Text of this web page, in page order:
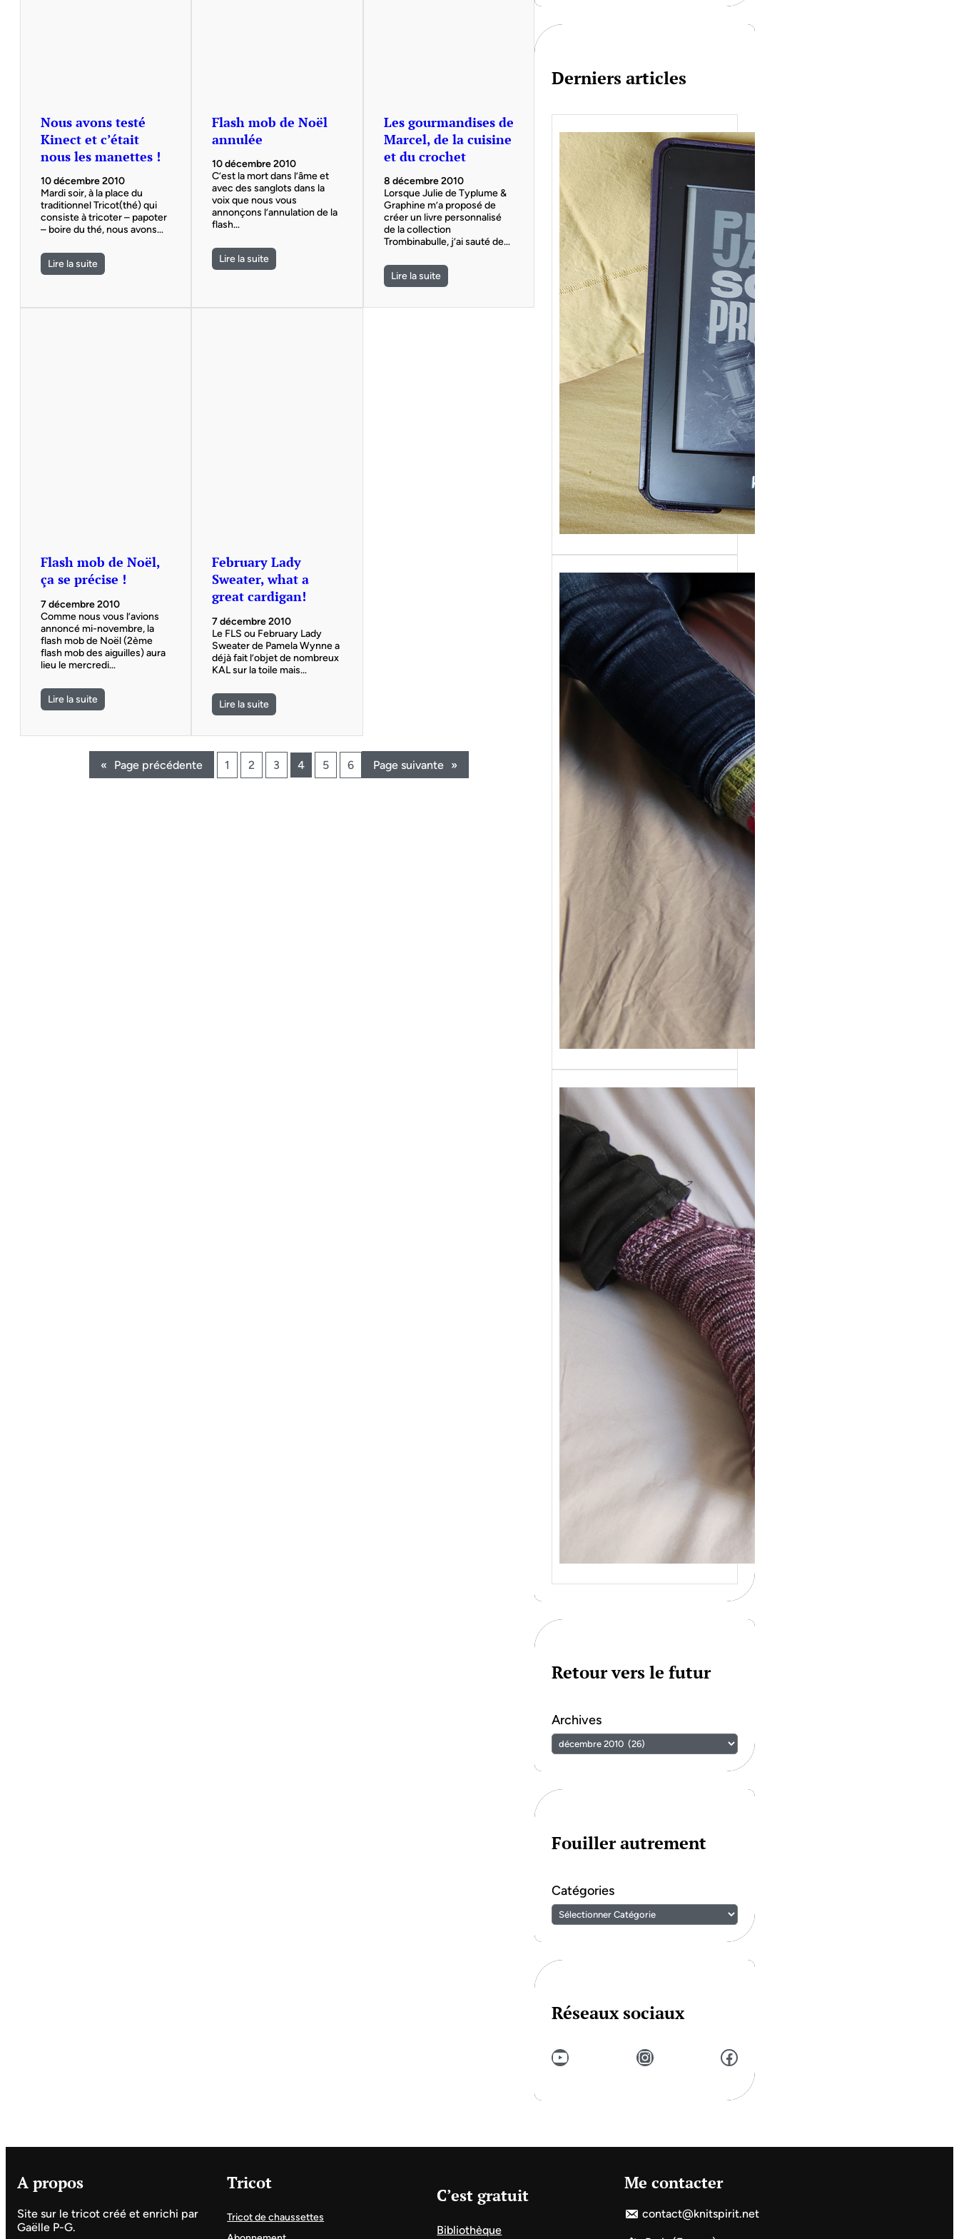
Nous avons testé
Kinect et c’était
nous les manettes !
10 décembre 2010
Mardi soir, à la place du
traditionnel Tricot(thé) qui
consiste à tricoter – papoter
– boire du thé, nous avons…
Lire la suite
Flash mob de Noël
annulée
10 décembre 2010
C’est la mort dans l’âme et
avec des sanglots dans la
voix que nous vous
annonçons l’annulation de la
flash…
Lire la suite
Les gourmandises de
Marcel, de la cuisine
et du crochet
8 décembre 2010
Lorsque Julie de Typlume &
Graphine m’a proposé de
créer un livre personnalisé
de la collection
Trombinabulle, j’ai sauté de…
Lire la suite
Flash mob de Noël,
ça se précise !
7 décembre 2010
Comme nous vous l’avions
annoncé mi-novembre, la
flash mob de Noël (2ème
flash mob des aiguilles) aura
lieu le mercredi…
Lire la suite
February Lady
Sweater, what a
great cardigan!
7 décembre 2010
Le FLS ou February Lady
Sweater de Pamela Wynne a
déjà fait l’objet de nombreux
KAL sur la toile mais…
Lire la suite
« Page précédente 1 2 3 4 5 6 Page suivante »
h
Derniers articles
Je bouquine #149
Sans grande surprise, j’ai
replongé dans la série
« Roy Grace »…
{Tricot} Flower
power socks
Ce patron a été
initialement créé pour
les membres de…
{Tricot} Le défi 2026
: Je tricote mes
socquettes
C’est la 4ème année
j’organise un défi de…
Retour vers le futur
Archives
Fouiller autrement
Catégories
Réseaux sociaux
YouTube Instagram Facebook
A propos
Site sur le tricot créé et enrichi par
Gaëlle P-G.
Tricot
Tricot de chaussettes
C’est gratuit
Bibliothèque
Me contacter
contact@knitspirit.net